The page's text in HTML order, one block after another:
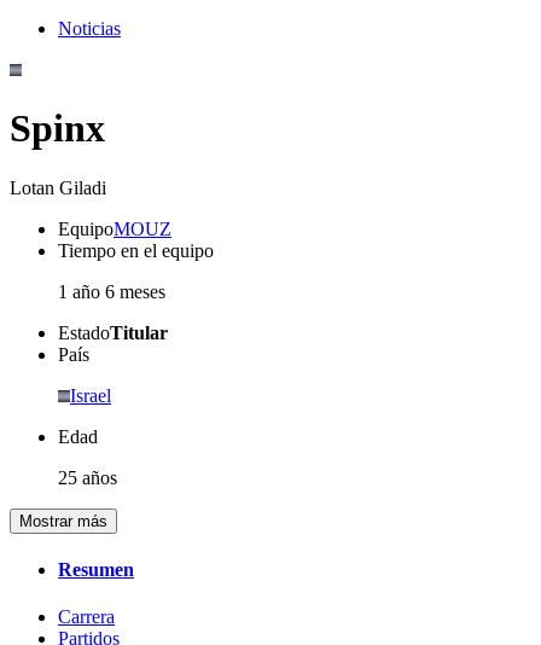
Noticias
Spinx
Lotan Giladi
EquipoMOUZ
Tiempo en el equipo
1 año 6 meses
EstadoTitular
País
Israel
Edad
25 años
Mostrar más
Resumen
Carrera
Partidos